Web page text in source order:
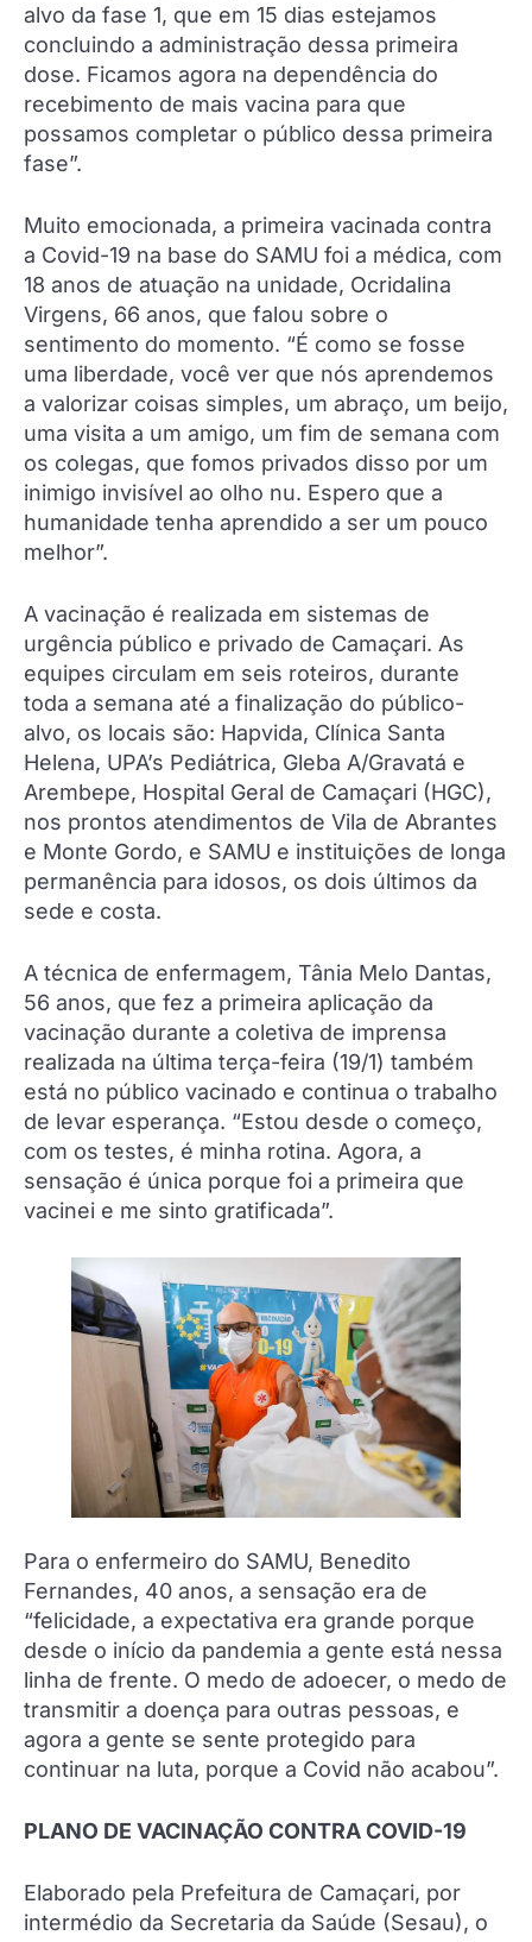
alvo da fase 1, que em 15 dias estejamos
concluindo a administração dessa primeira
dose. Ficamos agora na dependência do
recebimento de mais vacina para que
possamos completar o público dessa primeira
fase”.
Muito emocionada, a primeira vacinada contra
a Covid-19 na base do SAMU foi a médica, com
18 anos de atuação na unidade, Ocridalina
Virgens, 66 anos, que falou sobre o
sentimento do momento. “É como se fosse
uma liberdade, você ver que nós aprendemos
a valorizar coisas simples, um abraço, um beijo,
uma visita a um amigo, um fim de semana com
os colegas, que fomos privados disso por um
inimigo invisível ao olho nu. Espero que a
humanidade tenha aprendido a ser um pouco
melhor”.
A vacinação é realizada em sistemas de
urgência público e privado de Camaçari. As
equipes circulam em seis roteiros, durante
toda a semana até a finalização do público-
alvo, os locais são: Hapvida, Clínica Santa
Helena, UPA’s Pediátrica, Gleba A/Gravatá e
Arembepe, Hospital Geral de Camaçari (HGC),
nos prontos atendimentos de Vila de Abrantes
e Monte Gordo, e SAMU e instituições de longa
permanência para idosos, os dois últimos da
sede e costa.
A técnica de enfermagem, Tânia Melo Dantas,
56 anos, que fez a primeira aplicação da
vacinação durante a coletiva de imprensa
realizada na última terça-feira (19/1) também
está no público vacinado e continua o trabalho
de levar esperança. “Estou desde o começo,
com os testes, é minha rotina. Agora, a
sensação é única porque foi a primeira que
vacinei e me sinto gratificada”.
Para o enfermeiro do SAMU, Benedito
Fernandes, 40 anos, a sensação era de
“felicidade, a expectativa era grande porque
desde o início da pandemia a gente está nessa
linha de frente. O medo de adoecer, o medo de
transmitir a doença para outras pessoas, e
agora a gente se sente protegido para
continuar na luta, porque a Covid não acabou”.
PLANO DE VACINAÇÃO CONTRA COVID-19
Elaborado pela Prefeitura de Camaçari, por
intermédio da Secretaria da Saúde (Sesau), o